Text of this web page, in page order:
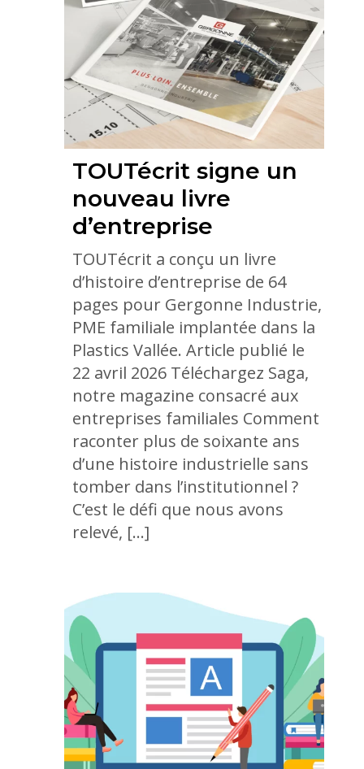
TOUTécrit signe un
nouveau livre
d’entreprise
TOUTécrit a conçu un livre
d’histoire d’entreprise de 64
pages pour Gergonne Industrie,
PME familiale implantée dans la
Plastics Vallée. Article publié le
22 avril 2026 Téléchargez Saga,
notre magazine consacré aux
entreprises familiales Comment
raconter plus de soixante ans
d’une histoire industrielle sans
tomber dans l’institutionnel ?
C’est le défi que nous avons
relevé, […]